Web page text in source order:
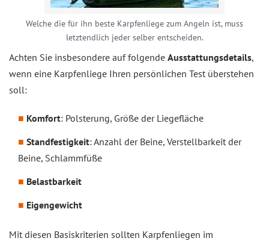
Welche die für ihn beste Karpfenliege zum Angeln ist, muss
letztendlich jeder selber entscheiden.
Achten Sie insbesondere auf folgende Ausstattungsdetails,
wenn eine Karpfenliege Ihren persönlichen Test überstehen
soll:
Komfort: Polsterung, Größe der Liegefläche
Standfestigkeit: Anzahl der Beine, Verstellbarkeit der
Beine, Schlammfüße
Belastbarkeit
Eigengewicht
Mit diesen Basiskriterien sollten Karpfenliegen im